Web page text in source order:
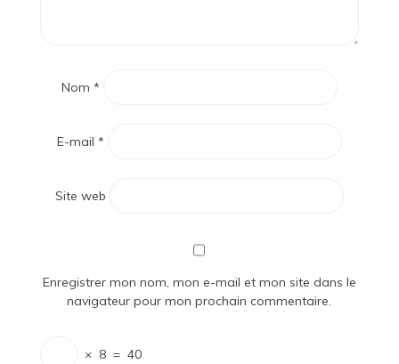
Nom *
E-mail *
Site web
Enregistrer mon nom, mon e-mail et mon site dans le
navigateur pour mon prochain commentaire.
× 8 = 40